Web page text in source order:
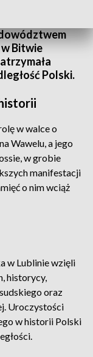
Bitwie
Polski.
w walce o
Wawelu, a jego
w grobie
manifestacji
o nim wciąż
w Lublinie wzięli
historycy,
oraz
Uroczystości
w historii Polski